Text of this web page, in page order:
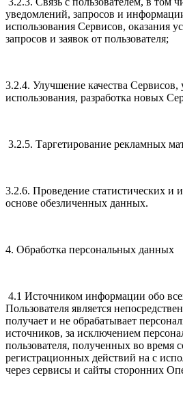
уведомлений, запросов и
использования Сервисов, оказания
запросов и заявок от пользователя;
3.2.4. Улучшение качества Сервисов,
использования, разработка новых
3.2.5. Таргетирование рекламных
3.2.6. Проведение статистических и
основе обезличенных данных.
4. Обработка персональных данных
4.1 Источником информации обо
Пользователя является
получает и не обрабатывает
источников, за исключением
пользователя, полученных во время
регистрационных действий на с
через сервисы и сайты сторонних